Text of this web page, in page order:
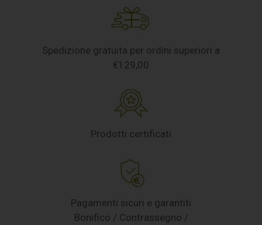
Spedizione gratuita per ordini superiori a
€129,00
Prodotti certificati
Pagamenti sicuri e garantiti
Bonifico / Contrassegno /